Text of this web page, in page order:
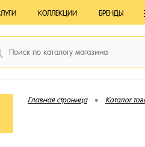
КОЛЛЕКЦИИ БРЕНДЫ
Главная страница • Каталог